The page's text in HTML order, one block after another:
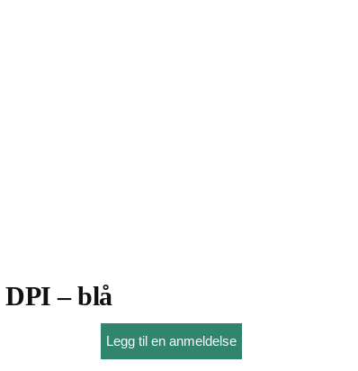
DPI – blå
Legg til en anmeldelse